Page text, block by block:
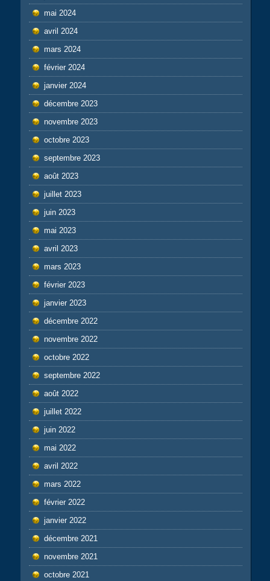
mai 2024
avril 2024
mars 2024
février 2024
janvier 2024
décembre 2023
novembre 2023
octobre 2023
septembre 2023
août 2023
juillet 2023
juin 2023
mai 2023
avril 2023
mars 2023
février 2023
janvier 2023
décembre 2022
novembre 2022
octobre 2022
septembre 2022
août 2022
juillet 2022
juin 2022
mai 2022
avril 2022
mars 2022
février 2022
janvier 2022
décembre 2021
novembre 2021
octobre 2021